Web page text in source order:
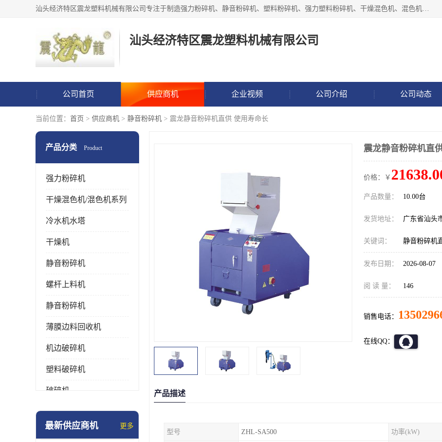
汕头经济特区震龙塑料机械有限公司专注于制造强力粉碎机、静音粉碎机、塑料粉碎机、强力塑料粉碎机、干燥混色机、混色机、冷水机、上料机等塑料辅助机械。
汕头经济特区震龙塑料机械有限公司
公司首页 供应商机 企业视频 公司介绍 公司动态
当前位置： 首页 > 供应商机 > 静音粉碎机 > 震龙静音粉碎机直供 使用寿命长
产品分类 Product
强力粉碎机
干燥混色机/混色机系列
冷水机水塔
干燥机
静音粉碎机
螺杆上料机
静音粉碎机
薄膜边料回收机
机边破碎机
塑料破碎机
破碎机
强力粉碎机
最新供应商机 更多
震龙静音粉碎机直
价格：￥
产品数量： 10.00台
发货地址： 广东省汕头
关键词： 静音粉碎机
发布日期： 2026-08-07
阅 读 量： 146
销售电话：
在线QQ：
产品描述
型号 ZHL-SA500 功率(kW)